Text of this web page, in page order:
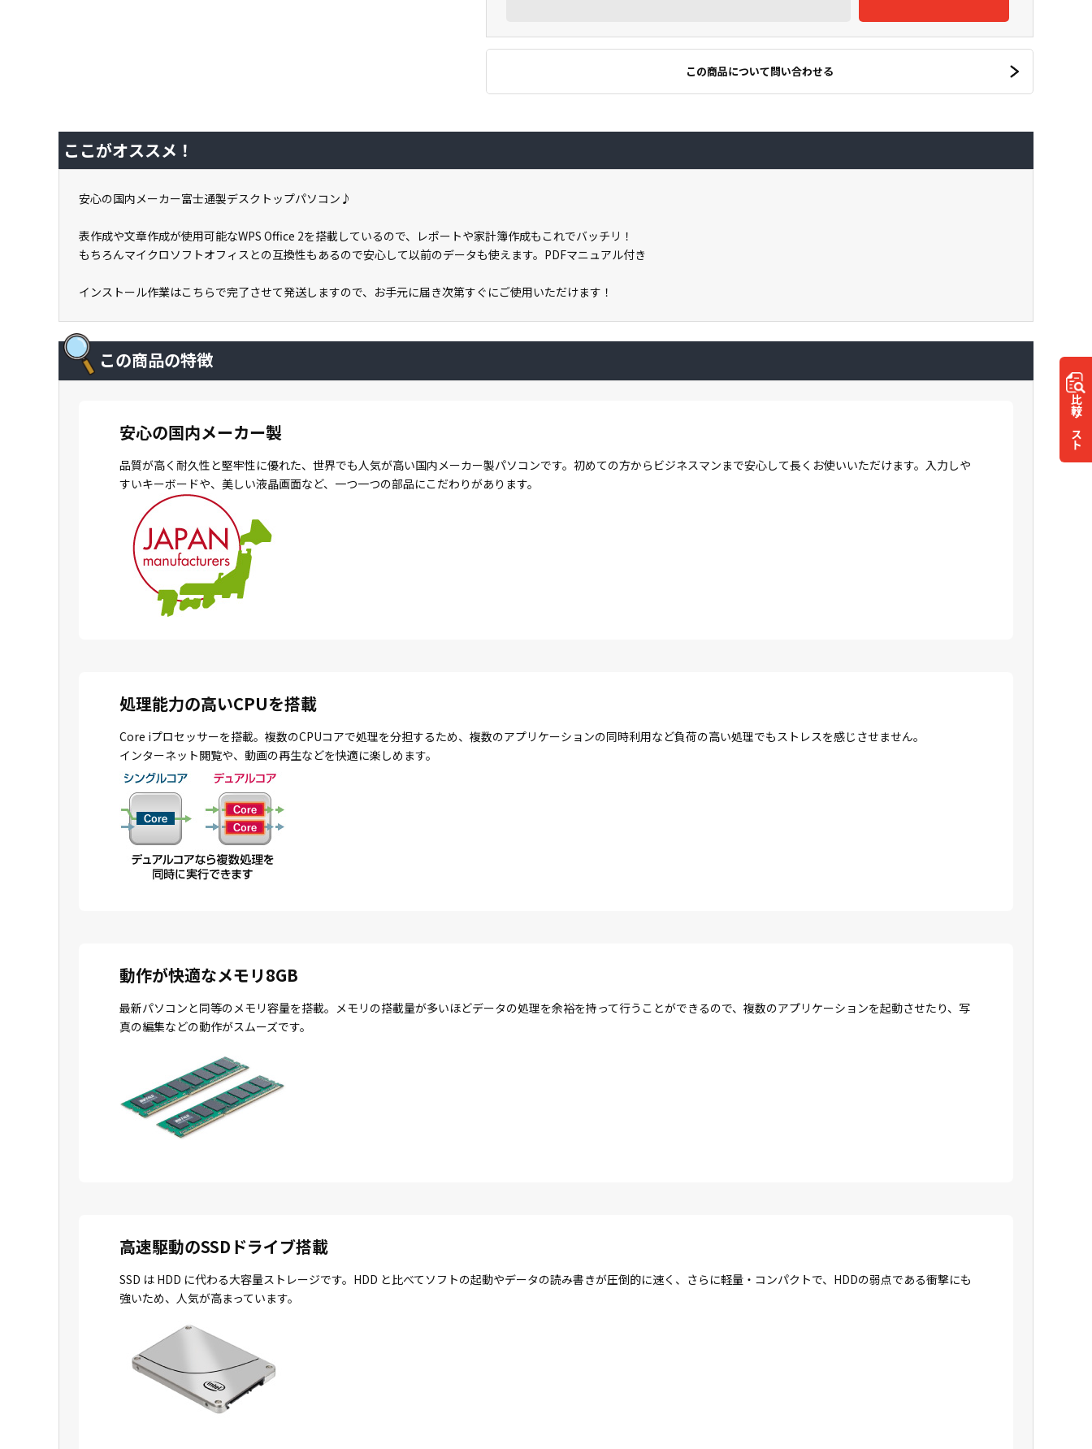
この商品について問い合わせる
比較
リスト
ここがオススメ！
安心の国内メーカー富士通製デスクトップパソコン♪
表作成や文章作成が使用可能なWPS Office 2を搭載しているので、レポートや家計簿作成もこれでバッチリ！
もちろんマイクロソフトオフィスとの互換性もあるので安心して以前のデータも使えます。PDFマニュアル付き
インストール作業はこちらで完了させて発送しますので、お手元に届き次第すぐにご使用いただけます！
この商品の特徴
安心の国内メーカー製
品質が高く耐久性と堅牢性に優れた、世界でも人気が高い国内メーカー製パソコンです。初めての方からビジネスマンまで安心して長くお使いいただけます。入力しや
すいキーボードや、美しい液晶画面など、一つ一つの部品にこだわりがあります。
処理能力の高いCPUを搭載
Core iプロセッサーを搭載。複数のCPUコアで処理を分担するため、複数のアプリケーションの同時利用など負荷の高い処理でもストレスを感じさせません。
インターネット閲覧や、動画の再生などを快適に楽しめます。
動作が快適なメモリ8GB
最新パソコンと同等のメモリ容量を搭載。メモリの搭載量が多いほどデータの処理を余裕を持って行うことができるので、複数のアプリケーションを起動させたり、写
真の編集などの動作がスムーズです。
高速駆動のSSDドライブ搭載
SSD は HDD に代わる大容量ストレージです。HDD と比べてソフトの起動やデータの読み書きが圧倒的に速く、さらに軽量・コンパクトで、HDDの弱点である衝撃にも
強いため、人気が高まっています。